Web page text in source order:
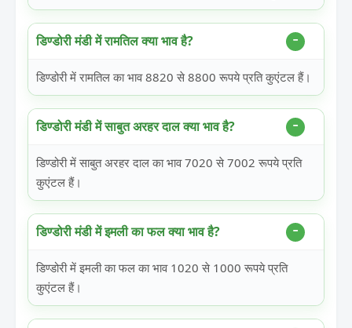
डिण्डोरी मंडी में रामतिल क्या भाव है?
डिण्डोरी में रामतिल का भाव 8820 से 8800 रूपये प्रति कुएंटल हैं।
डिण्डोरी मंडी में साबुत अरहर दाल क्या भाव है?
डिण्डोरी में साबुत अरहर दाल का भाव 7020 से 7002 रूपये प्रति
कुएंटल हैं।
डिण्डोरी मंडी में इमली का फल क्या भाव है?
डिण्डोरी में इमली का फल का भाव 1020 से 1000 रूपये प्रति
कुएंटल हैं।